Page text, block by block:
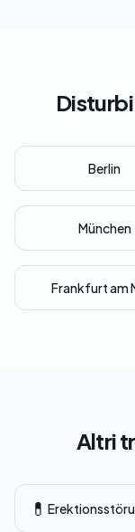
Berlin
München
Frankfurt am
Altri
💊